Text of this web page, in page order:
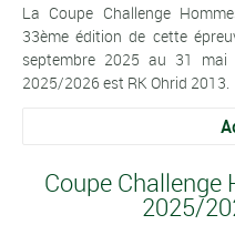
La Coupe Challenge
33ème édition de cette
septembre 2025 au 31
2025/2026 est RK Ohrid 2013.
Coupe
2025/